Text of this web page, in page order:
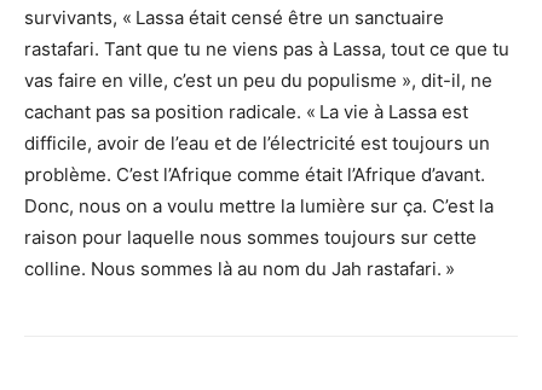
survivants, « Lassa était censé être un sanctuaire
rastafari. Tant que tu ne viens pas à Lassa, tout ce que tu
vas faire en ville, c’est un peu du populisme », dit-il, ne
cachant pas sa position radicale. « La vie à Lassa est
difficile, avoir de l’eau et de l’électricité est toujours un
problème. C’est l’Afrique comme était l’Afrique d’avant.
Donc, nous on a voulu mettre la lumière sur ça. C’est la
raison pour laquelle nous sommes toujours sur cette
colline. Nous sommes là au nom du Jah rastafari. »